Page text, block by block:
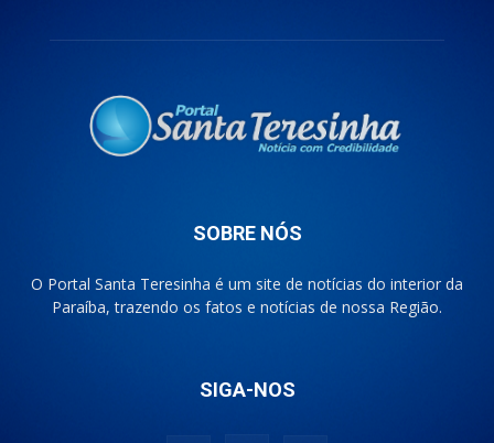
SOBRE NÓS
O Portal Santa Teresinha é um site de notícias do interior da
Paraíba, trazendo os fatos e notícias de nossa Região.
SIGA-NOS